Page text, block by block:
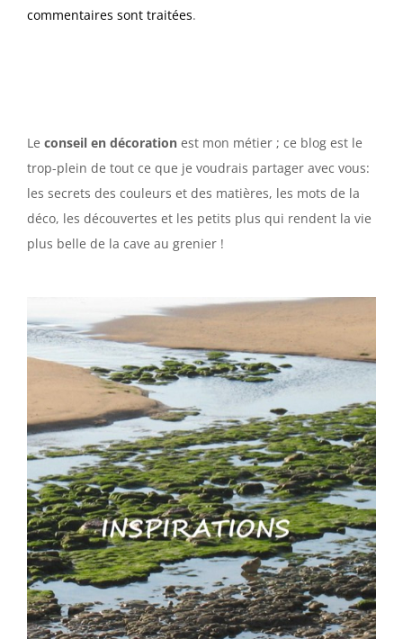
commentaires sont traitées.
Le conseil en décoration est mon métier ; ce blog est le
trop-plein de tout ce que je voudrais partager avec vous:
les secrets des couleurs et des matières, les mots de la
déco, les découvertes et les petits plus qui rendent la vie
plus belle de la cave au grenier !